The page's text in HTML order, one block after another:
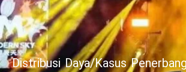
Distribusi Daya/Kasus